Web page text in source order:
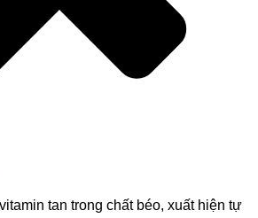
tan trong chất béo, xuất hiện tự